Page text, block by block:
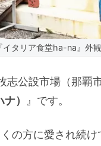
『イタリア食堂ha-na』外観
志公設市場（那覇
） 』です。
の方に愛され続